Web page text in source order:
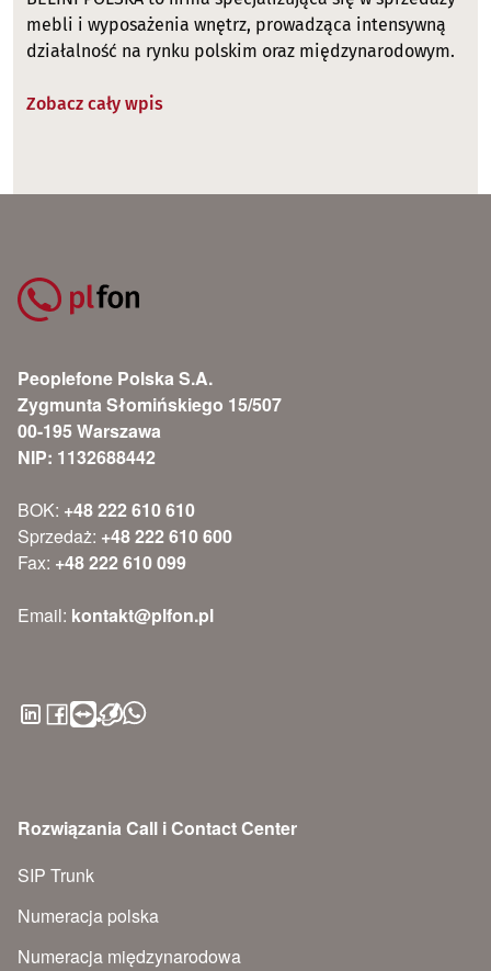
mebli i wyposażenia wnętrz, prowadząca intensywną
działalność na rynku polskim oraz międzynarodowym.
Zobacz cały wpis
Peoplefone Polska S.A.
Zygmunta Słomińskiego 15/507
00-195 Warszawa
NIP: 1132688442
BOK: +48 222 610 610
Sprzedaż: +48 222 610 600
Fax: +48 222 610 099
Email: kontakt@plfon.pl
Rozwiązania Call i Contact Center
SIP Trunk
Numeracja polska
Numeracja międzynarodowa